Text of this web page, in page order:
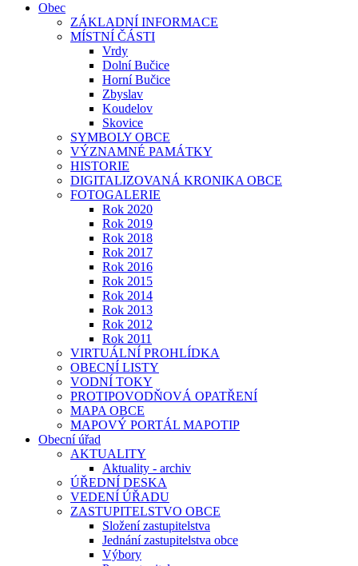
Obec
ZÁKLADNÍ INFORMACE
MÍSTNÍ ČÁSTI
Vrdy
Dolní Bučice
Horní Bučice
Zbyslav
Koudelov
Skovice
SYMBOLY OBCE
VÝZNAMNÉ PAMÁTKY
HISTORIE
DIGITALIZOVANÁ KRONIKA OBCE
FOTOGALERIE
Rok 2020
Rok 2019
Rok 2018
Rok 2017
Rok 2016
Rok 2015
Rok 2014
Rok 2013
Rok 2012
Rok 2011
VIRTUÁLNÍ PROHLÍDKA
OBECNÍ LISTY
VODNÍ TOKY
PROTIPOVODŇOVÁ OPATŘENÍ
MAPA OBCE
MAPOVÝ PORTÁL MAPOTIP
Obecní úřad
AKTUALITY
Aktuality - archiv
ÚŘEDNÍ DESKA
VEDENÍ ÚŘADU
ZASTUPITELSTVO OBCE
Složení zastupitelstva
Jednání zastupitelstva obce
Výbory